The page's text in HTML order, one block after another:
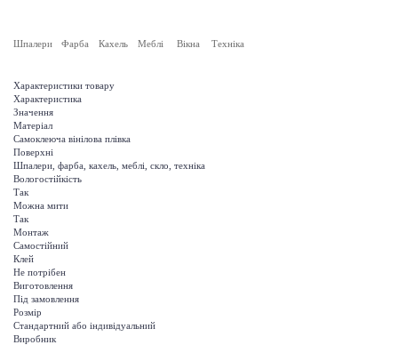
Шпалери Фарба Кахель Меблі Вікна Техніка
Характеристики товару
Характеристика
Значення
Матеріал
Самоклеюча вінілова плівка
Поверхні
Шпалери, фарба, кахель, меблі, скло, техніка
Вологостійкість
Так
Можна мити
Так
Монтаж
Самостійний
Клей
Не потрібен
Виготовлення
Під замовлення
Розмір
Стандартний або індивідуальний
Виробник